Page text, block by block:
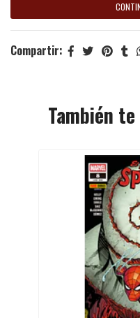
Compartir:
También